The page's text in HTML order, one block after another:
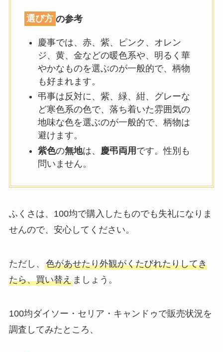
選び方 の参考
慶事では、赤、紫、ピンク、オレン
ジ、黄、金などの暖色系や、明るく華
やかなものを選ぶのが一般的で、柄物
も好まれます。
弔事は反対に、紫、緑、紺、グレーな
ど寒色系の色で、落ち着いた雰囲気の
地味な色を選ぶのが一般的で、柄物は
避けます。
紫色の無地は、 慶弔両用 です。性別も
問いません。
ふくさは、100均で購入したものでも失礼になりま
せんので、安心してください。
ただし、 色があせたり外観がくたびれたりしてき
たら、買い替えましょう。
100均ダイソー・セリア・キャンドゥで販売状況を
調査してみたところ、